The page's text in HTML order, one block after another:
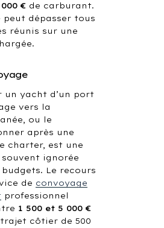
€ de carburant.
peut dépasser tous
réunis sur une
un yacht d’un port
vers la
ou le
après une
charter, est une
souvent ignorée
Le recours
de convoyage
professionnel
1 500 et 5 000 €
côtier de 500